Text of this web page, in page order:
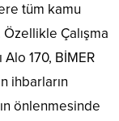
tüm kamu
Çalışma
170, BİMER
ihbarların
önlenmesinde